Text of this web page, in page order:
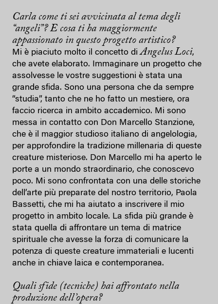
Carla come ti sei avvicinata al tema degli
“angeli”? E cosa ti ha maggiormente
appassionato in questo progetto artistico?
Mi è piaciuto molto il concetto diAngelus Loci,
che avete elaborato. Immaginare un progetto che
assolvesse le vostre suggestioni è stata una
grande sfida. Sono una persona che da sempre
“studia”, tanto che ne ho fatto un mestiere, ora
faccio ricerca in ambito accademico. Mi sono
messa in contatto con Don Marcello Stanzione,
che è il maggior studioso italiano di angelologia,
per approfondire la tradizione millenaria di queste
creature misteriose. Don Marcello mi ha aperto le
porte a un mondo straordinario, che conoscevo
poco. Mi sono confrontata con una delle storiche
dell’arte più preparate del nostro territorio, Paola
Bassetti, che mi ha aiutato a inscrivere il mio
progetto in ambito locale. La sfida più grande è
stata quella di affrontare un tema di matrice
spirituale che avesse la forza di comunicare la
potenza di queste creature immateriali e lucenti
anche in chiave laica e contemporanea.
Quali sfide (tecniche) hai affrontato nella
produzione dell’opera?